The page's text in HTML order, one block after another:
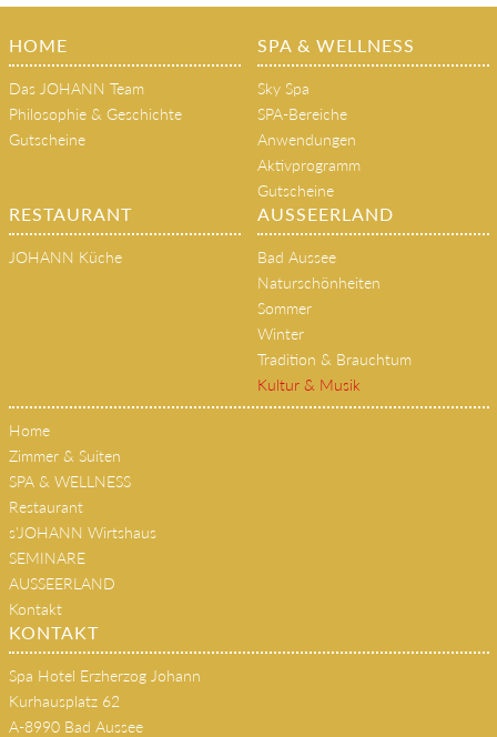
HOME
Das JOHANN Team
Philosophie & Geschichte
Gutscheine
SPA & WELLNESS
Sky Spa
SPA-Bereiche
Anwendungen
Aktivprogramm
Gutscheine
RESTAURANT
JOHANN Küche
AUSSEERLAND
Bad Aussee
Naturschönheiten
Sommer
Winter
Tradition & Brauchtum
Kultur & Musik
Home
Zimmer & Suiten
SPA & WELLNESS
Restaurant
s'JOHANN Wirtshaus
SEMINARE
AUSSEERLAND
Kontakt
KONTAKT
Spa Hotel Erzherzog Johann
Kurhausplatz 62
A-8990 Bad Aussee